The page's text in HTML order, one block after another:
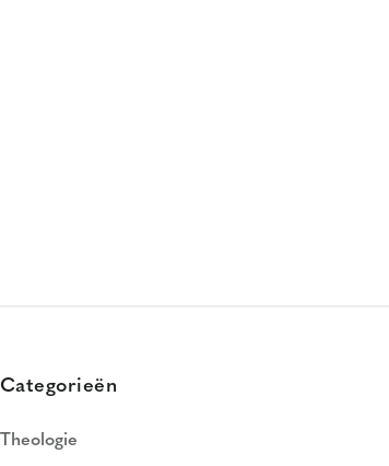
Categorieën
Theologie